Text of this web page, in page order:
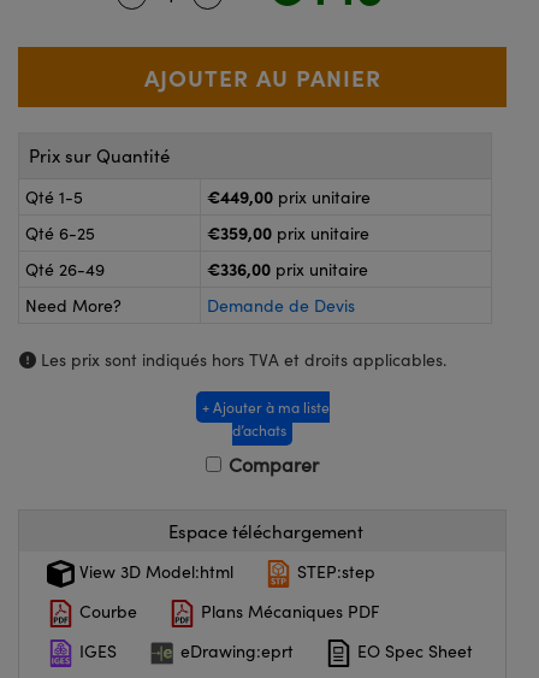
Poche ou à Mesure Directe
: Caméras
Lightpath
Prix sur Quantité
Qté 1-5 €449,00 prix unitaire
Qté 6-25
€359,00 prix unitaire
Qté 26-49
€336,00 prix unitaire
Need More?
Demande de Devis
Les prix sont indiqués hors TVA et droits applicables.
+ Ajouter à ma liste
d’achats
Comparer
Espace téléchargement
View 3D Model:html
STEP:step
Courbe
Plans Mécaniques PDF
IGES
eDrawing:eprt EO Spec Sheet